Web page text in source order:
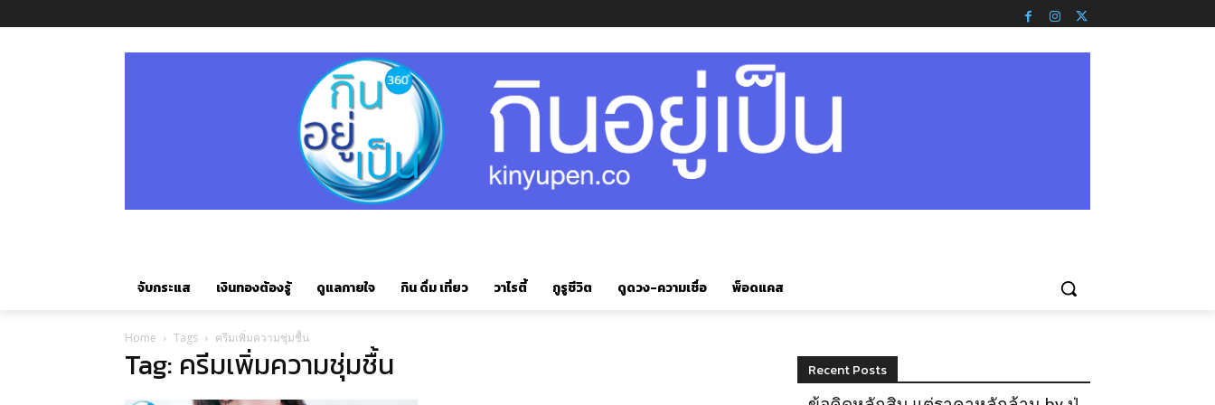
จับกระแส เงินทองต้องรู้ ดูแลกายใจ กิน ดื่ม เที่ยว วาไรตี้ กูรูชีวิต ดูดวง-ความเชื่อ พ็อดแคส
Home Tags ครีมเพิ่มความชุ่มชื้น
Tag: ครีมเพิ่มความชุ่มชื้น Recent Posts